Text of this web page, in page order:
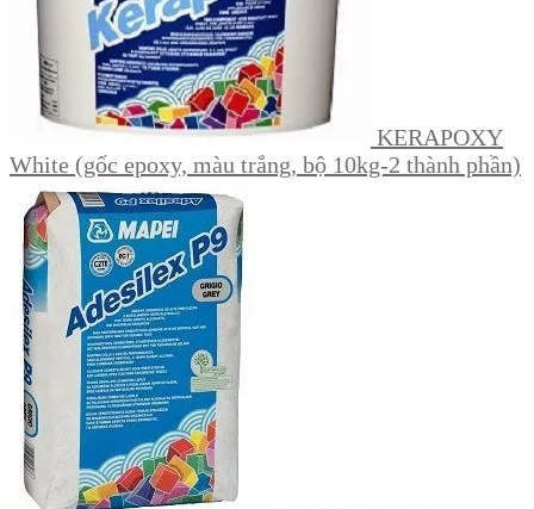
KERAPOXY
White (gốc epoxy, màu trắng, bộ 10kg-2 thành phần)